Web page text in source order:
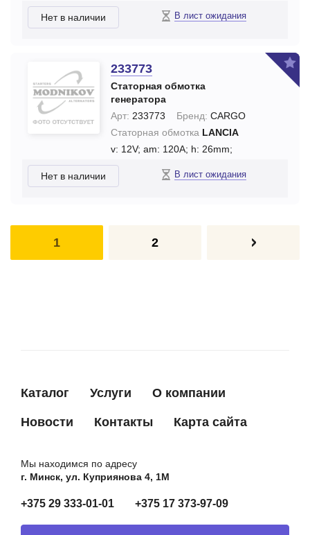
Нет в наличии В лист ожидания
233773
Статорная обмотка
генератора
Арт: 233773 Бренд: CARGO
Статорная обмотка LANCIA
v: 12V; am: 120A; h: 26mm;
Нет в наличии В лист ожидания
1 2
Каталог Услуги О компании
Новости Контакты Карта сайта
Мы находимся по адресу
г. Минск, ул. Куприянова 4, 1М
+375 29 333-01-01 +375 17 373-97-09